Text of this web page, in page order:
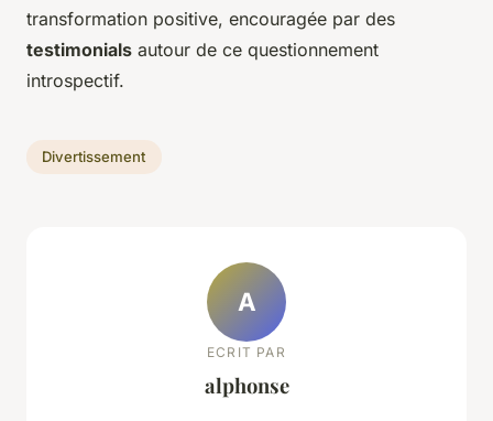
transformation positive, encouragée par des
testimonials autour de ce questionnement
introspectif.
Divertissement
A
ECRIT PAR
alphonse